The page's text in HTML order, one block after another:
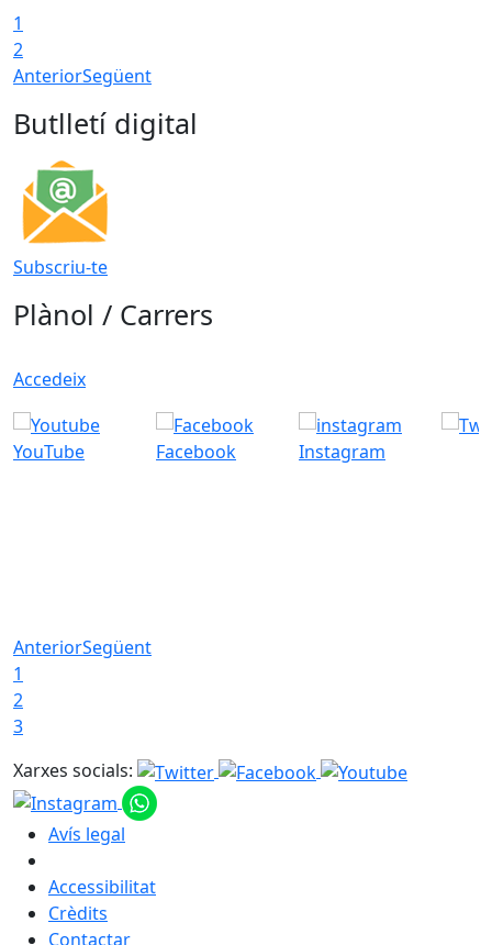
1
2
AnteriorSegüent
Butlletí digital
Subscriu-te
Plànol / Carrers
Accedeix
YouTube Facebook Instagram
AnteriorSegüent
1
2
3
Xarxes socials:
Avís legal
Accessibilitat
Crèdits
Contactar